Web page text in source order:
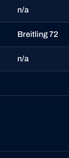
n/a
Breitling 72
n/a